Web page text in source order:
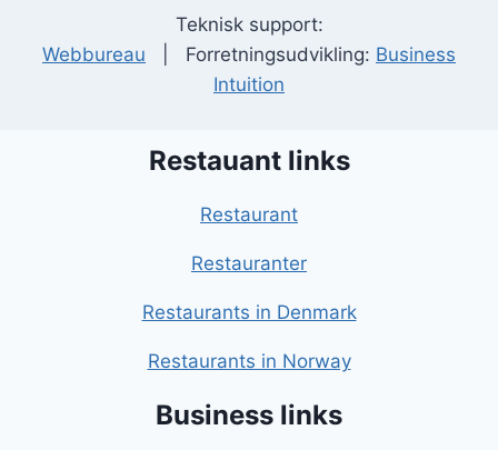
Teknisk support:
Webbureau | Forretningsudvikling: Business
Intuition
Restauant links
Restaurant
Restauranter
Restaurants in Denmark
Restaurants in Norway
Business links